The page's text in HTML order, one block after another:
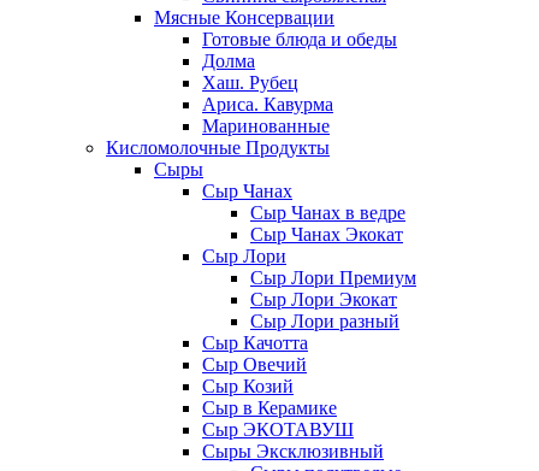
Мясные Консервации
Готовые блюда и обеды
Долма
Хаш. Рубец
Ариса. Кавурма
Маринованные
Кисломолочные Продукты
Сыры
Сыр Чанах
Сыр Чанах в ведре
Сыр Чанах Экокат
Сыр Лори
Сыр Лори Премиум
Сыр Лори Экокат
Сыр Лори разный
Сыр Качотта
Сыр Овечий
Сыр Козий
Сыр в Керамике
Сыр ЭКОТАВУШ
Сыры Эксклюзивный